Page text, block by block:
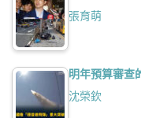
張育萌
明年預算審查
沈榮欽